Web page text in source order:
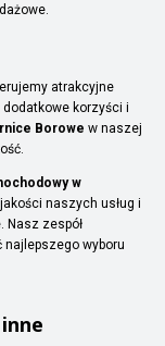
atrakcyjne
korzyści i
Borowe w naszej
w
naszych usług i
Nasz zespół
wyboru